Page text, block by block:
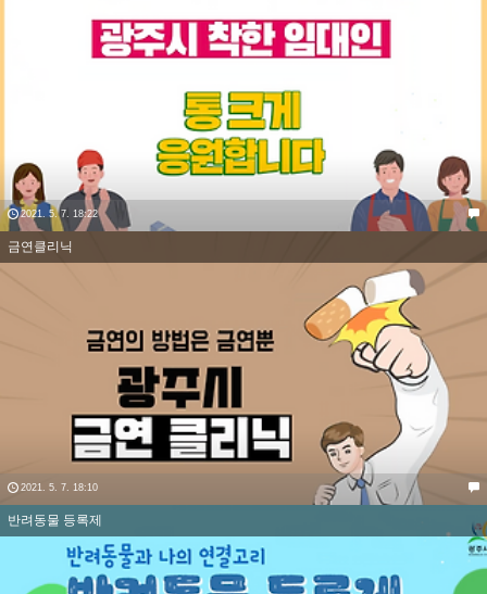
2021. 5. 7. 18:22
금연클리닉
2021. 5. 7. 18:10
반려동물 등록제